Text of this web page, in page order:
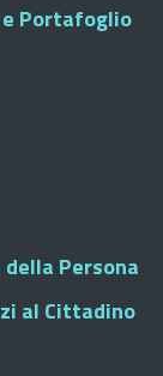
Portafoglio
Persona
al Cittadino